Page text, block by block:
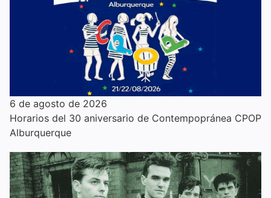
6 de agosto de 2026
Horarios del 30 aniversario de Contempopránea CPOP
Alburquerque